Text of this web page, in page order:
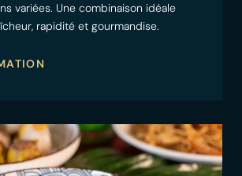
variées. Une combinaison idéale
rapidité et gourmandise.